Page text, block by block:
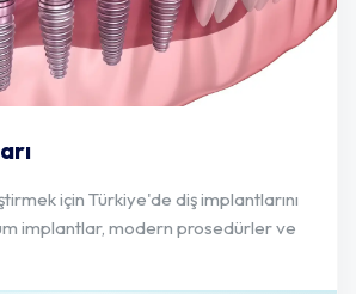
için Türkiye'de diş implantlarını
implantlar, modern prosedürler ve